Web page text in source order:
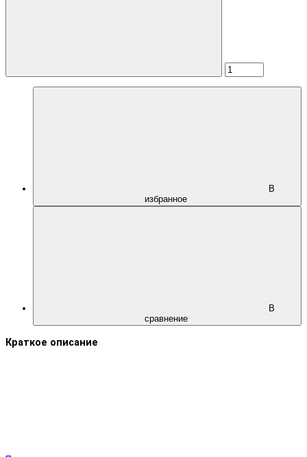
В
избранное
В
сравнение
Краткое описание